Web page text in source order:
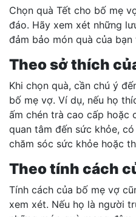
Chọn quà Tết cho bố mẹ
đáo. Hãy xem xét những
đảm bảo món quà của
Theo sở thích
Khi chọn quà, cần chú ý
bố mẹ vợ. Ví dụ, nếu họ
ấm chén trà cao cấp hoặc
quan tâm đến sức khỏe,
chăm sóc sức khỏe hoặc
Theo tính cách
Tính cách của bố mẹ vợ
xem xét. Nếu họ là người